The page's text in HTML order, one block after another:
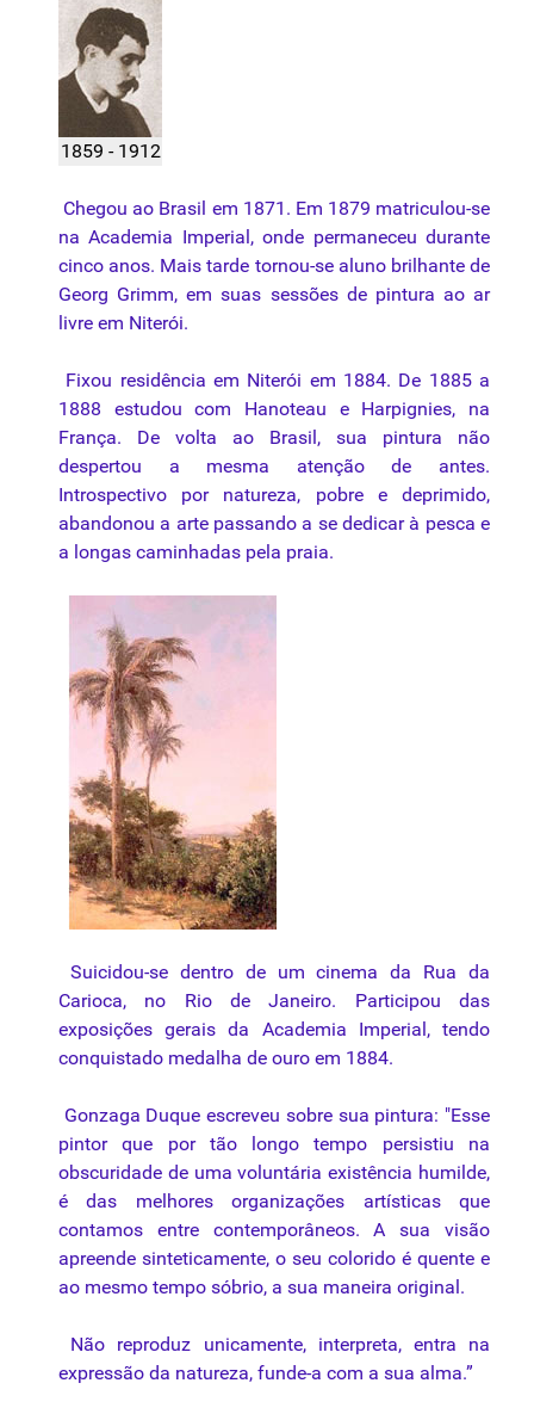
1859 - 1912
Chegou ao Brasil em 1871. Em 1879 matriculou-se
na Academia Imperial, onde permaneceu durante
cinco anos. Mais tarde tornou-se aluno brilhante de
Georg Grimm, em suas sessões de pintura ao ar
livre em Niterói.
Fixou residência em Niterói em 1884. De 1885 a
1888 estudou com Hanoteau e Harpignies, na
França. De volta ao Brasil, sua pintura não
despertou a mesma atenção de antes.
Introspectivo por natureza, pobre e deprimido,
abandonou a arte passando a se dedicar à pesca e
a longas caminhadas pela praia.
Suicidou-se dentro de um cinema da Rua da
Carioca, no Rio de Janeiro. Participou das
exposições gerais da Academia Imperial, tendo
conquistado medalha de ouro em 1884.
Gonzaga Duque escreveu sobre sua pintura: "Esse
pintor que por tão longo tempo persistiu na
obscuridade de uma voluntária existência humilde,
é das melhores organizações artísticas que
contamos entre contemporâneos. A sua visão
apreende sinteticamente, o seu colorido é quente e
ao mesmo tempo sóbrio, a sua maneira original.
Não reproduz unicamente, interpreta, entra na
expressão da natureza, funde-a com a sua alma.”